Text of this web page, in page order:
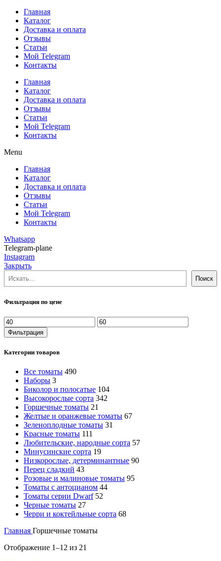
Главная
Каталог
Доставка и оплата
Отзывы
Статьи
Мой Telegram
Контакты
Главная
Каталог
Доставка и оплата
Отзывы
Статьи
Мой Telegram
Контакты
Menu
Главная
Каталог
Доставка и оплата
Отзывы
Статьи
Мой Telegram
Контакты
Whatsapp
Telegram-plane
Instagram
Закрыть
Поиск
Поиск
Фильтрация по цене
Минимальная
цена
Максимальная
цена
Фильтрация
Категории товаров
Все томаты 490
Наборы 3
Биколор и полосатые 104
Высокорослые сорта 342
Горшечные томаты 21
Желтые и оранжевые томаты 67
Зеленоплодные томаты 31
Красные томаты 111
Любительские, народные сорта 57
Минусинские сорта 19
Низкорослые, детерминантные 90
Перец сладкий 43
Розовые и малиновые томаты 95
Томаты с антоцианом 44
Томаты серии Dwarf 52
Черные томаты 27
Черри и коктейльные сорта 68
Главная Горшечные томаты
Отображение 1–12 из 21